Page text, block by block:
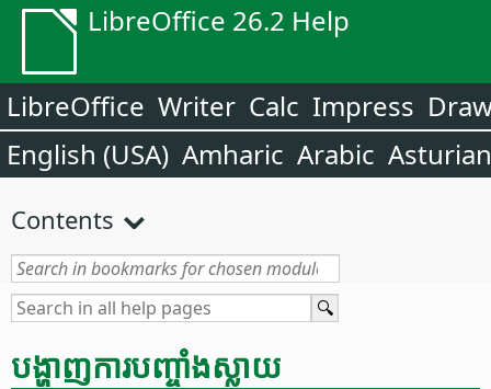
LibreOffice 26.2 Help
LibreOffice Writer Calc Impress
English (USA) Amharic Arabic Asturian
Contents
បង្ហាញ​ការ​បញ្ចាំង​ស្លាយ